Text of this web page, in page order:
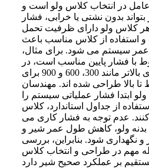
در انتخاب کلاس ولو است و
بدون نشتی یا خرابی، فشار
کلاس ولو دارای ظرفیت تحمل
از کلاس مناسب باعث
عمر سیستم می شود. برای مثال،
خطوط با فشار پایین مناسب است، در
حالی که کلاس های بالاتر مانند 300، 600 و 900 برای
بالا طراحی شده اند. مهندسان
ابتدا فشار عملیاتی سیستم را
از جداول استاندارد، کلاس
عدم توجه به فشار کاری می
بدنه ولو، کاهش طول عمر شیر و
و نگهداری شود. بنابراین، بررسی
مهم در طراحی و انتخاب کلاس